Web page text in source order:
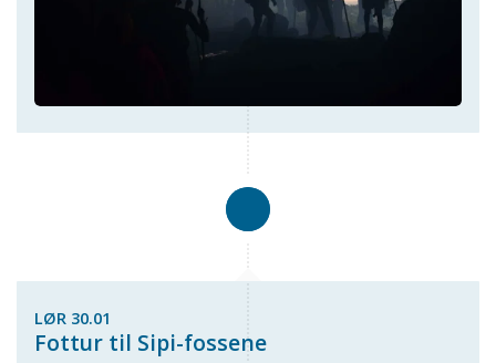
LØR 30.01
Fottur til Sipi-fossene